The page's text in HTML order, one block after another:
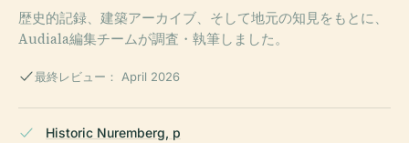
歴史的記録、建築アーカイブ、そして地元の知見をもとに、
Audiala編集チームが調査・執筆しました。
最終レビュー： April 2026
Historic Nuremberg, p